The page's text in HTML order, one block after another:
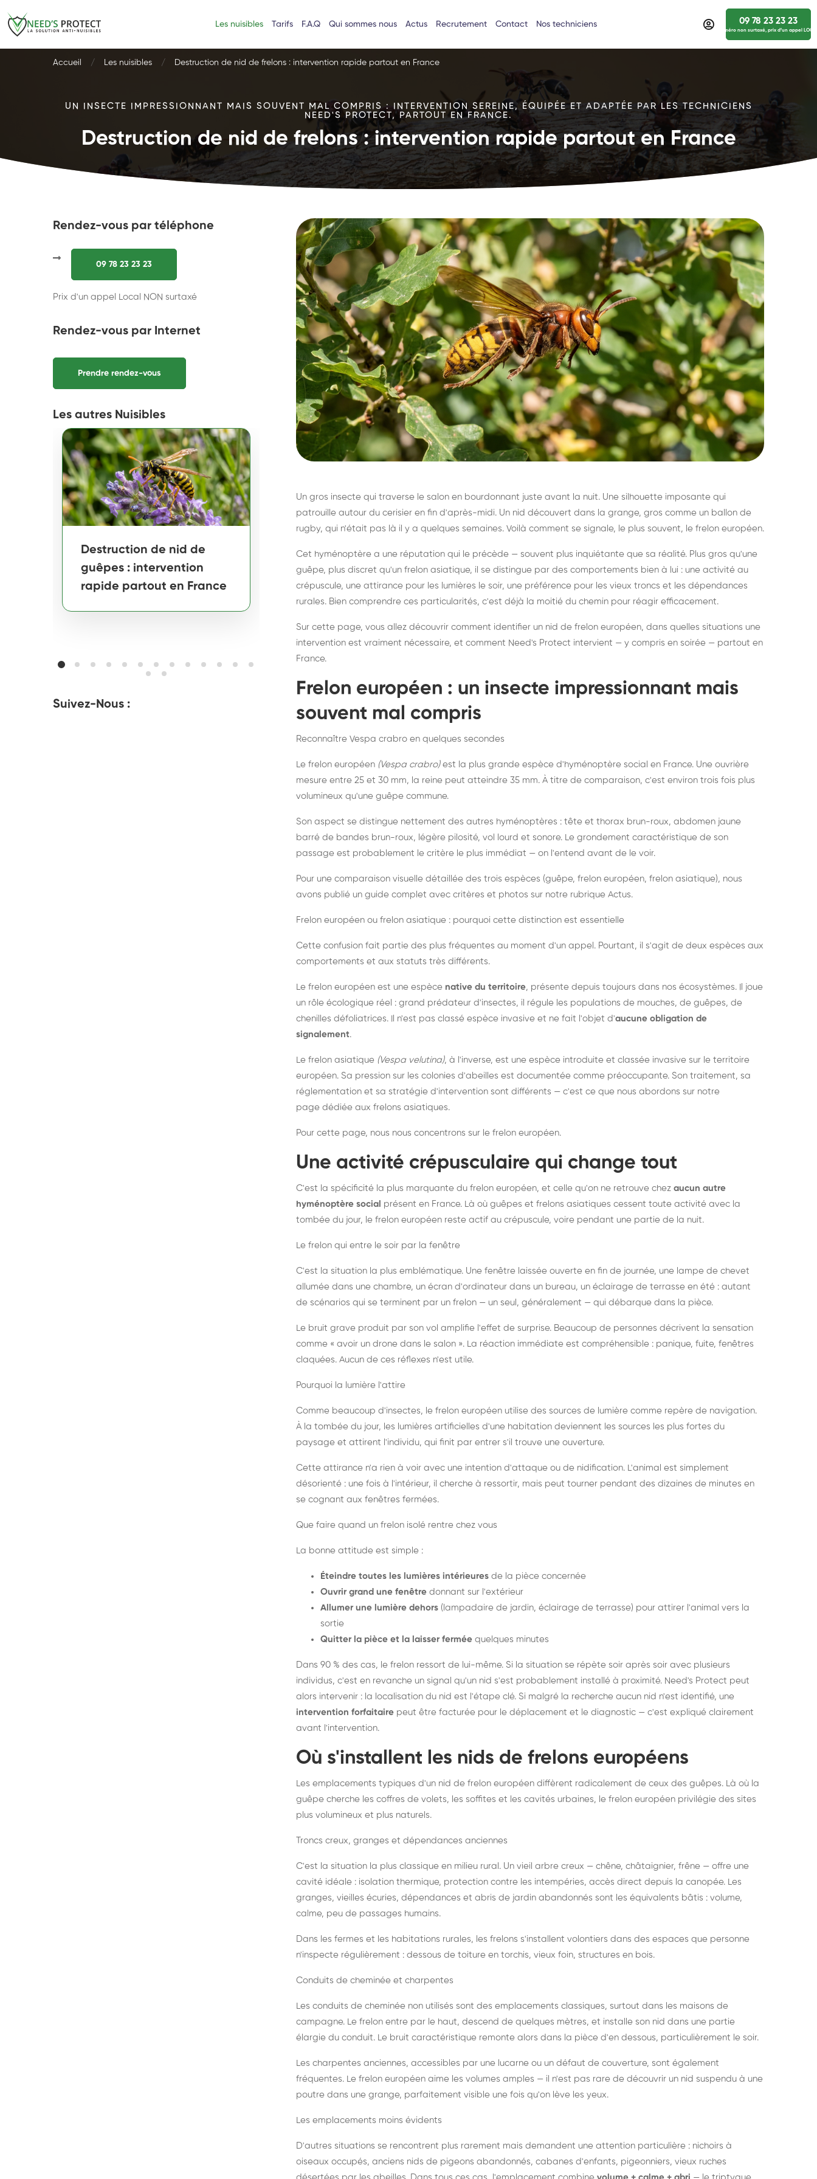
Les nuisibles Tarifs F.A.Q Qui sommes nous Actus Recrutement Contact Nos techniciens 09 78 23 23 23
numéro non surtaxé, prix d’un appel
Accueil Les nuisibles Destruction de nid de frelons : intervention rapide partout en France
UN INSECTE IMPRESSIONNANT MAIS SOUVENT MAL COMPRIS : INTERVENTION SEREINE, ÉQUIPÉE ET ADAPTÉE PAR LES TECHNICIENS
NEED'S PROTECT, PARTOUT EN FRANCE.
Destruction de nid de frelons : intervention rapide partout en France
Rendez-vous par téléphone
09 78 23 23 23
Prix d'un appel Local NON surtaxé
Rendez-vous par Internet
Prendre rendez-vous
Les autres Nuisibles
Destruction de nid de
guêpes : intervention
rapide partout en France
Destruction de nid de
frelons asiatiques :
intervention partout en
France
Dératisation : éliminer
durablement rats et
souris, partout en France
Suivez-Nous :
Un gros insecte qui traverse le salon en bourdonnant juste avant la nuit. Une silhouette imposante qui
patrouille autour du cerisier en fin d'après-midi. Un nid découvert dans la grange, gros comme un ballon de
rugby, qui n'était pas là il y a quelques semaines. Voilà comment se signale, le plus souvent, le frelon européen.
Cet hyménoptère a une réputation qui le précède — souvent plus inquiétante que sa réalité. Plus gros qu'une
guêpe, plus discret qu'un frelon asiatique, il se distingue par des comportements bien à lui : une activité au
crépuscule, une attirance pour les lumières le soir, une préférence pour les vieux troncs et les dépendances
rurales. Bien comprendre ces particularités, c'est déjà la moitié du chemin pour réagir efficacement.
Sur cette page, vous allez découvrir comment identifier un nid de frelon européen, dans quelles situations une
intervention est vraiment nécessaire, et comment Need's Protect intervient — y compris en soirée — partout en
France.
Frelon européen : un insecte impressionnant mais
souvent mal compris
Reconnaître Vespa crabro en quelques secondes
Le frelon européen (Vespa crabro)est la plus grande espèce d'hyménoptère social en France. Une ouvrière
mesure entre 25 et 30 mm, la reine peut atteindre 35 mm. À titre de comparaison, c'est environ trois fois plus
volumineux qu'une guêpe commune.
Son aspect se distingue nettement des autres hyménoptères : tête et thorax brun-roux, abdomen jaune
barré de bandes brun-roux, légère pilosité, vol lourd et sonore. Le grondement caractéristique de son
passage est probablement le critère le plus immédiat — on l'entend avant de le voir.
Pour une comparaison visuelle détaillée des trois espèces (guêpe, frelon européen, frelon asiatique), nous
avons publié un guide complet avec critères et photos sur notre rubrique Actus.
Frelon européen ou frelon asiatique : pourquoi cette distinction est essentielle
Cette confusion fait partie des plus fréquentes au moment d'un appel. Pourtant, il s'agit de deux espèces aux
comportements et aux statuts très différents.
Le frelon européen est une espèce native du territoire, présente depuis toujours dans nos écosystèmes. Il joue
un rôle écologique réel : grand prédateur d'insectes, il régule les populations de mouches, de guêpes, de
chenilles défoliatrices. Il n'est pas classé espèce invasive et ne fait l'objet d'aucune obligation de
signalement.
Le frelon asiatique (Vespa velutina), à l'inverse, est une espèce introduite et classée invasive sur le territoire
européen. Sa pression sur les colonies d'abeilles est documentée comme préoccupante. Son traitement, sa
réglementation et sa stratégie d'intervention sont différents — c'est ce que nous abordons sur notre
page dédiée aux frelons asiatiques.
Pour cette page, nous nous concentrons sur le frelon européen.
Une activité crépusculaire qui change tout
C'est la spécificité la plus marquante du frelon européen, et celle qu'on ne retrouve chez aucun autre
hyménoptère social présent en France. Là où guêpes et frelons asiatiques cessent toute activité avec la
tombée du jour, le frelon européen reste actif au crépuscule, voire pendant une partie de la nuit.
Le frelon qui entre le soir par la fenêtre
C'est la situation la plus emblématique. Une fenêtre laissée ouverte en fin de journée, une lampe de chevet
allumée dans une chambre, un écran d'ordinateur dans un bureau, un éclairage de terrasse en été : autant
de scénarios qui se terminent par un frelon — un seul, généralement — qui débarque dans la pièce.
Le bruit grave produit par son vol amplifie l'effet de surprise. Beaucoup de personnes décrivent la sensation
comme « avoir un drone dans le salon ». La réaction immédiate est compréhensible : panique, fuite, fenêtres
claquées. Aucun de ces réflexes n'est utile.
Pourquoi la lumière l'attire
Comme beaucoup d'insectes, le frelon européen utilise des sources de lumière comme repère de navigation.
À la tombée du jour, les lumières artificielles d'une habitation deviennent les sources les plus fortes du
paysage et attirent l'individu, qui finit par entrer s'il trouve une ouverture.
Cette attirance n'a rien à voir avec une intention d'attaque ou de nidification. L'animal est simplement
désorienté : une fois à l'intérieur, il cherche à ressortir, mais peut tourner pendant des dizaines de minutes en
se cognant aux fenêtres fermées.
Que faire quand un frelon isolé rentre chez vous
La bonne attitude est simple :
Éteindre toutes les lumières intérieures de la pièce concernée
Ouvrir grand une fenêtre donnant sur l'extérieur
Allumer une lumière dehors (lampadaire de jardin, éclairage de terrasse) pour attirer l'animal vers la
sortie
Quitter la pièce et la laisser fermée quelques minutes
Dans 90 % des cas, le frelon ressort de lui-même. Si la situation se répète soir après soir avec plusieurs
individus, c'est en revanche un signal qu'un nid s'est probablement installé à proximité. Need's Protect peut
alors intervenir : la localisation du nid est l'étape clé. Si malgré la recherche aucun nid n'est identifié, une
intervention forfaitaire peut être facturée pour le déplacement et le diagnostic — c'est expliqué clairement
avant l'intervention.
Où s'installent les nids de frelons européens
Les emplacements typiques d'un nid de frelon européen diffèrent radicalement de ceux des guêpes. Là où la
guêpe cherche les coffres de volets, les soffites et les cavités urbaines, le frelon européen privilégie des sites
plus volumineux et plus naturels.
Troncs creux, granges et dépendances anciennes
C'est la situation la plus classique en milieu rural. Un vieil arbre creux — chêne, châtaignier, frêne — offre une
cavité idéale : isolation thermique, protection contre les intempéries, accès direct depuis la canopée. Les
granges, vieilles écuries, dépendances et abris de jardin abandonnés sont les équivalents bâtis : volume,
calme, peu de passages humains.
Dans les fermes et les habitations rurales, les frelons s'installent volontiers dans des espaces que personne
n'inspecte régulièrement : dessous de toiture en torchis, vieux foin, structures en bois.
Conduits de cheminée et charpentes
Les conduits de cheminée non utilisés sont des emplacements classiques, surtout dans les maisons de
campagne. Le frelon entre par le haut, descend de quelques mètres, et installe son nid dans une partie
élargie du conduit. Le bruit caractéristique remonte alors dans la pièce d'en dessous, particulièrement le soir.
Les charpentes anciennes, accessibles par une lucarne ou un défaut de couverture, sont également
fréquentes. Le frelon européen aime les volumes amples — il n'est pas rare de découvrir un nid suspendu à une
poutre dans une grange, parfaitement visible une fois qu'on lève les yeux.
Les emplacements moins évidents
D'autres situations se rencontrent plus rarement mais demandent une attention particulière : nichoirs à
oiseaux occupés, anciens nids de pigeons abandonnés, cabanes d'enfants, pigeonniers, vieux ruches